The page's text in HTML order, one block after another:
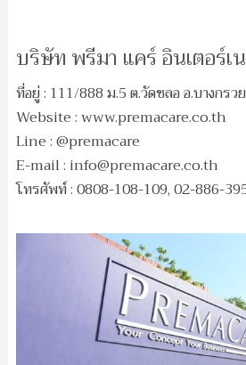
บริษัท พรีมา แคร์ อินเตอร์
ที่อยู่ : 111/888 ม.5 ต.วัดชลอ อ.บางกร
Website : www.premacare.co.th
Line : @premacare
E-mail : info@premacare.co.th
โทรศัพท์ : 0808-108-109, 02-886-